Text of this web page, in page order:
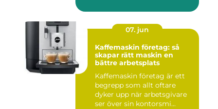
07. jun
Kaffemaskin företag: så
skapar rätt maskin en
bättre arbetsplats
Kaffemaskin företag är ett
begrepp som allt oftare
dyker upp när arbetsgivare
ser över sin kontorsmi...